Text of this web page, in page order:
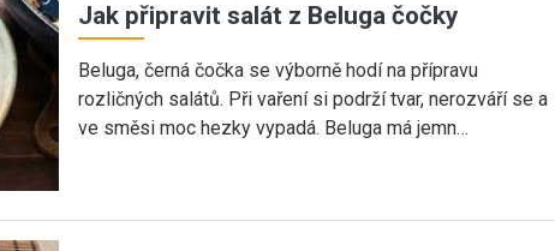
Jak připravit salát z Beluga čočky
Beluga, černá čočka se výborně hodí na přípravu
rozličných salátů. Při vaření si podrží tvar, nerozváří se a
ve směsi moc hezky vypadá. Beluga má jemn…